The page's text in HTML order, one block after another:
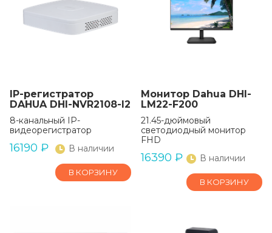
IP-регистратор
DAHUA DHI-NVR2108-I2
8-канальный IP-
видеорегистратор
16190 ₽ В наличии
В КОРЗИНУ
Монитор Dahua DHI-
LM22-F200
21.45-дюймовый
светодиодный монитор
FHD
16390 ₽ В наличии
В КОРЗИНУ